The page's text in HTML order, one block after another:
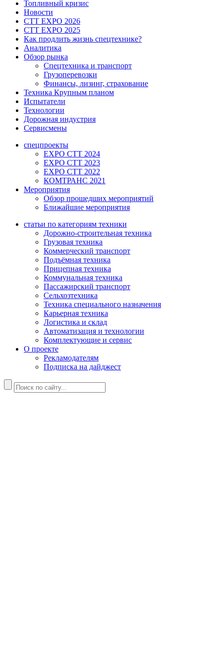
Топливный кризис
Новости
CTT EXPO 2026
CTT EXPO 2025
Как продлить жизнь спецтехнике?
Аналитика
Обзор рынка
Спецтехника и транспорт
Грузоперевозки
Финансы, лизинг, страхование
Техника Крупным планом
Испытатели
Технологии
Дорожная индустрия
Сервисмены
спецпроекты
EXPO CTT 2024
EXPO CTT 2023
EXPO CTT 2022
КОМТРАНС 2021
Мероприятия
Обзор прошедших мероприятий
Ближайшие мероприятия
статьи по категориям техники
Дорожно-строительная техника
Грузовая техника
Коммерческий транспорт
Подъёмная техника
Прицепная техника
Коммунальная техника
Пассажирский транспорт
Сельхозтехника
Техника специального назначения
Карьерная техника
Логистика и склад
Автоматизация и технологии
Комплектующие и сервис
О проекте
Рекламодателям
Подписка на дайджест